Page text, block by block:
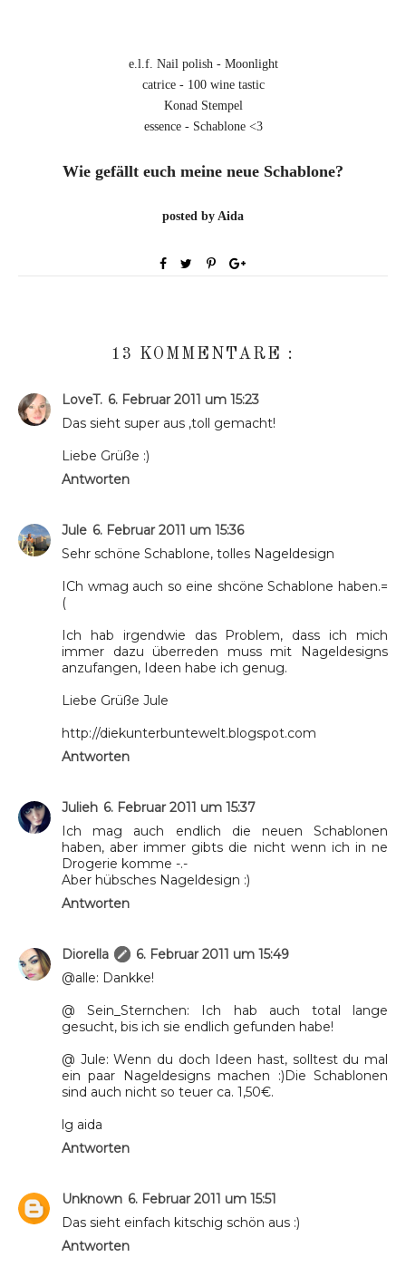
e.l.f. Nail polish - Moonlight
catrice - 100 wine tastic
Konad Stempel
essence - Schablone <3
Wie gefällt euch meine neue Schablone?
posted by Aida
13 KOMMENTARE :
LoveT. 6. Februar 2011 um 15:23
Das sieht super aus ,toll gemacht!
Liebe Grüße :)
Antworten
Jule 6. Februar 2011 um 15:36
Sehr schöne Schablone, tolles Nageldesign
ICh wmag auch so eine shcöne Schablone haben.=
(
Ich hab irgendwie das Problem, dass ich mich
immer dazu überreden muss mit Nageldesigns
anzufangen, Ideen habe ich genug.
Liebe Grüße Jule
http://diekunterbuntewelt.blogspot.com
Antworten
Julieh 6. Februar 2011 um 15:37
Ich mag auch endlich die neuen Schablonen
haben, aber immer gibts die nicht wenn ich in ne
Drogerie komme -.-
Aber hübsches Nageldesign :)
Antworten
Diorella
6. Februar 2011 um 15:49
@alle: Dankke!
@ Sein_Sternchen: Ich hab auch total lange
gesucht, bis ich sie endlich gefunden habe!
@ Jule: Wenn du doch Ideen hast, solltest du mal
ein paar Nageldesigns machen :)Die Schablonen
sind auch nicht so teuer ca. 1,50€.
lg aida
Antworten
Unknown 6. Februar 2011 um 15:51
Das sieht einfach kitschig schön aus :)
Antworten